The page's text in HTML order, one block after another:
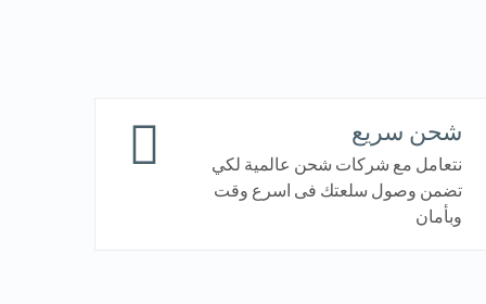
شحن سريع
نتعامل مع شركات شحن عالمية لكي
تضمن وصول سلعتك فى اسرع وقت
وبأمان